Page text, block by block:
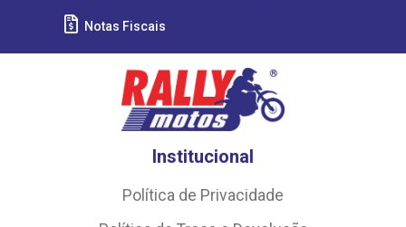
Notas Fiscais
Institucional
Política de Privacidade